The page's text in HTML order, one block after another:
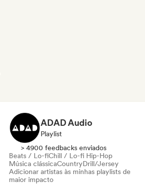
ADAD Audio
Playlist
> 4900 feedbacks enviados
Beats / Lo-fiChill / Lo-fi Hip-Hop
Música clássicaCountryDrill/Jersey
Adicionar artistas às minhas playlists de
maior impacto